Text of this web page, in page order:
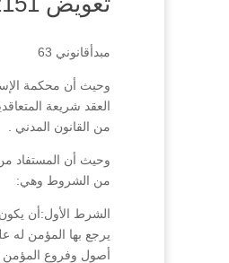
مبدأقانوني 63
من القانون المدني .
وحيث أن المستفاد
من الشروط وهي:
الشرط الأول:أن يكون
يرجع بها المؤمن له
أصول وفروع المؤمن